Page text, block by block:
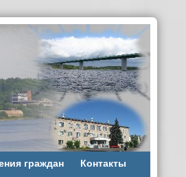
граждан Контакты